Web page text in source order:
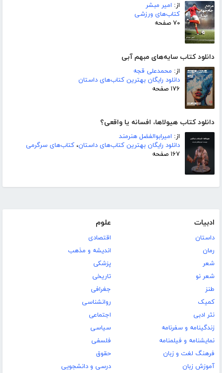
از: امیر مبشر
کتاب‌های ورزشی
۷۰ صفحه
دانلود کتاب سایه‌های مبهم آبی
از: محمدعلی قجه
دانلود رایگان بهترین کتاب‌های داستان
۱۷۶ صفحه
دانلود کتاب هیولاها، افسانه یا واقعی؟
از: امیرابوالفضل هنرمند
دانلود رایگان بهترین کتاب‌های داستان، کتاب‌های سرگرمی
۱۶۷ صفحه
ادبیات
داستان
رمان
شعر
شعر نو
طنز
کمیک
نثر ادبی
زندگینامه و سفرنامه
نمایشنامه و فیلمنامه
فرهنگ لغت و زبان
آموزش زبان
علوم
اقتصادی
اندیشه و مذهب
پزشکی
تاریخی
جغرافی
روانشناسی
اجتماعی
سیاسی
فلسفی
حقوق
درسی و دانشجویی